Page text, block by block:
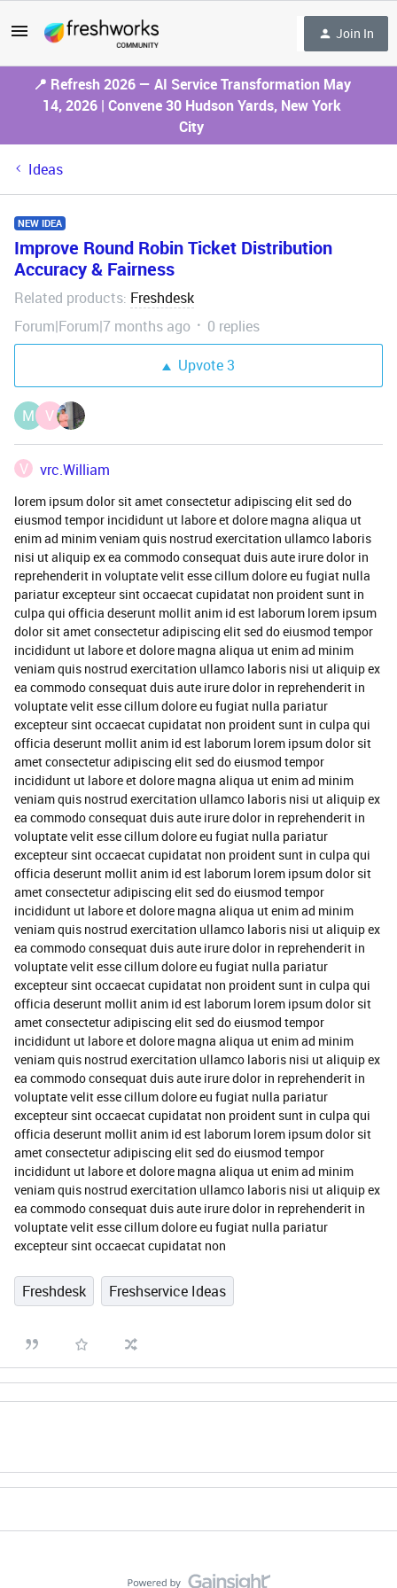
Join In
📍 Refresh 2026 — AI Service Transformation May
14, 2026 | Convene 30 Hudson Yards, New York
City
Ideas
NEW IDEA
Improve Round Robin Ticket Distribution
Accuracy & Fairness
Related products: Freshdesk
Forum|Forum|7 months ago
0 replies
Upvote3
M V
V vrc.William
lorem ipsum dolor sit amet consectetur adipiscing elit sed do
eiusmod tempor incididunt ut labore et dolore magna aliqua ut
enim ad minim veniam quis nostrud exercitation ullamco laboris
nisi ut aliquip ex ea commodo consequat duis aute irure dolor in
reprehenderit in voluptate velit esse cillum dolore eu fugiat nulla
pariatur excepteur sint occaecat cupidatat non proident sunt in
culpa qui officia deserunt mollit anim id est laborum lorem ipsum
dolor sit amet consectetur adipiscing elit sed do eiusmod tempor
incididunt ut labore et dolore magna aliqua ut enim ad minim
veniam quis nostrud exercitation ullamco laboris nisi ut aliquip ex
ea commodo consequat duis aute irure dolor in reprehenderit in
voluptate velit esse cillum dolore eu fugiat nulla pariatur
excepteur sint occaecat cupidatat non proident sunt in culpa qui
officia deserunt mollit anim id est laborum lorem ipsum dolor sit
amet consectetur adipiscing elit sed do eiusmod tempor
incididunt ut labore et dolore magna aliqua ut enim ad minim
veniam quis nostrud exercitation ullamco laboris nisi ut aliquip ex
ea commodo consequat duis aute irure dolor in reprehenderit in
voluptate velit esse cillum dolore eu fugiat nulla pariatur
excepteur sint occaecat cupidatat non proident sunt in culpa qui
officia deserunt mollit anim id est laborum lorem ipsum dolor sit
amet consectetur adipiscing elit sed do eiusmod tempor
incididunt ut labore et dolore magna aliqua ut enim ad minim
veniam quis nostrud exercitation ullamco laboris nisi ut aliquip ex
ea commodo consequat duis aute irure dolor in reprehenderit in
voluptate velit esse cillum dolore eu fugiat nulla pariatur
excepteur sint occaecat cupidatat non proident sunt in culpa qui
officia deserunt mollit anim id est laborum lorem ipsum dolor sit
amet consectetur adipiscing elit sed do eiusmod tempor
incididunt ut labore et dolore magna aliqua ut enim ad minim
veniam quis nostrud exercitation ullamco laboris nisi ut aliquip ex
ea commodo consequat duis aute irure dolor in reprehenderit in
voluptate velit esse cillum dolore eu fugiat nulla pariatur
excepteur sint occaecat cupidatat non proident sunt in culpa qui
officia deserunt mollit anim id est laborum lorem ipsum dolor sit
amet consectetur adipiscing elit sed do eiusmod tempor
incididunt ut labore et dolore magna aliqua ut enim ad minim
veniam quis nostrud exercitation ullamco laboris nisi ut aliquip ex
ea commodo consequat duis aute irure dolor in reprehenderit in
voluptate velit esse cillum dolore eu fugiat nulla pariatur
excepteur sint occaecat cupidatat non
Freshdesk Freshservice Ideas